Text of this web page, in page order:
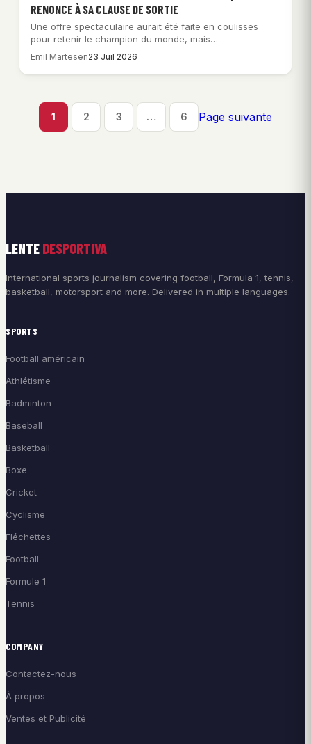
RENONCE À SA CLAUSE DE SORTIE
Une offre spectaculaire aurait été faite en coulisses
pour retenir le champion du monde, mais…
Emil Martesen23 Juil 2026
1 2 3 … 6 Page suivante
LENTE DESPORTIVA
International sports journalism covering football, Formula 1, tennis,
basketball, motorsport and more. Delivered in multiple languages.
SPORTS
Football américain
Athlétisme
Badminton
Baseball
Basketball
Boxe
Cricket
Cyclisme
Fléchettes
Football
Formule 1
Tennis
COMPANY
Contactez-nous
À propos
Ventes et Publicité